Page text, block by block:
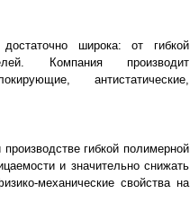
широка: от гибкой
Компания производит
антистатические,
гибкой полимерной
и значительно снижать
механические свойства на